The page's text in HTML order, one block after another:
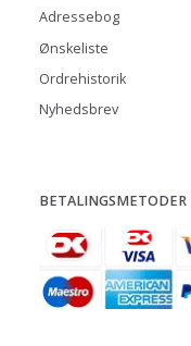
Adressebog
Ønskeliste
Ordrehistorik
Nyhedsbrev
BETALINGSMETODER